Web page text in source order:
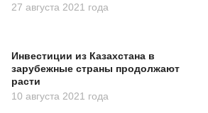
27 августа 2021 года
Инвестиции из Казахстана в
зарубежные страны продолжают
расти
10 августа 2021 года